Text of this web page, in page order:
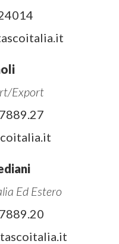
Export
Ed Estero